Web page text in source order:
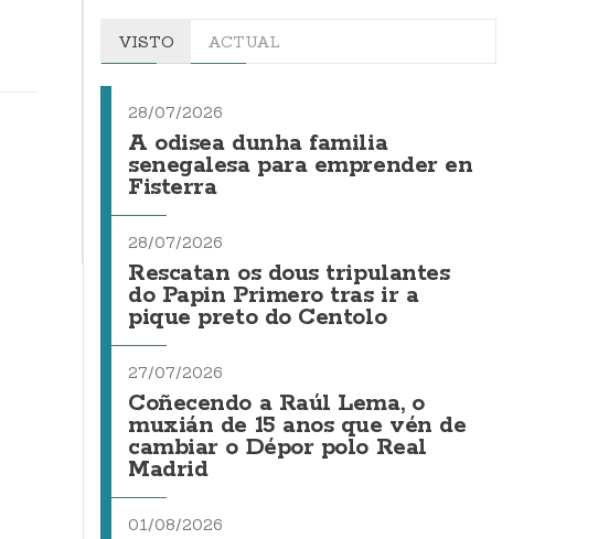
VISTO ACTUAL
28/07/2026
A odisea dunha familia
senegalesa para emprender en
Fisterra
28/07/2026
Rescatan os dous tripulantes
do Papin Primero tras ir a
pique preto do Centolo
27/07/2026
Coñecendo a Raúl Lema, o
muxián de 15 anos que vén de
cambiar o Dépor polo Real
Madrid
01/08/2026